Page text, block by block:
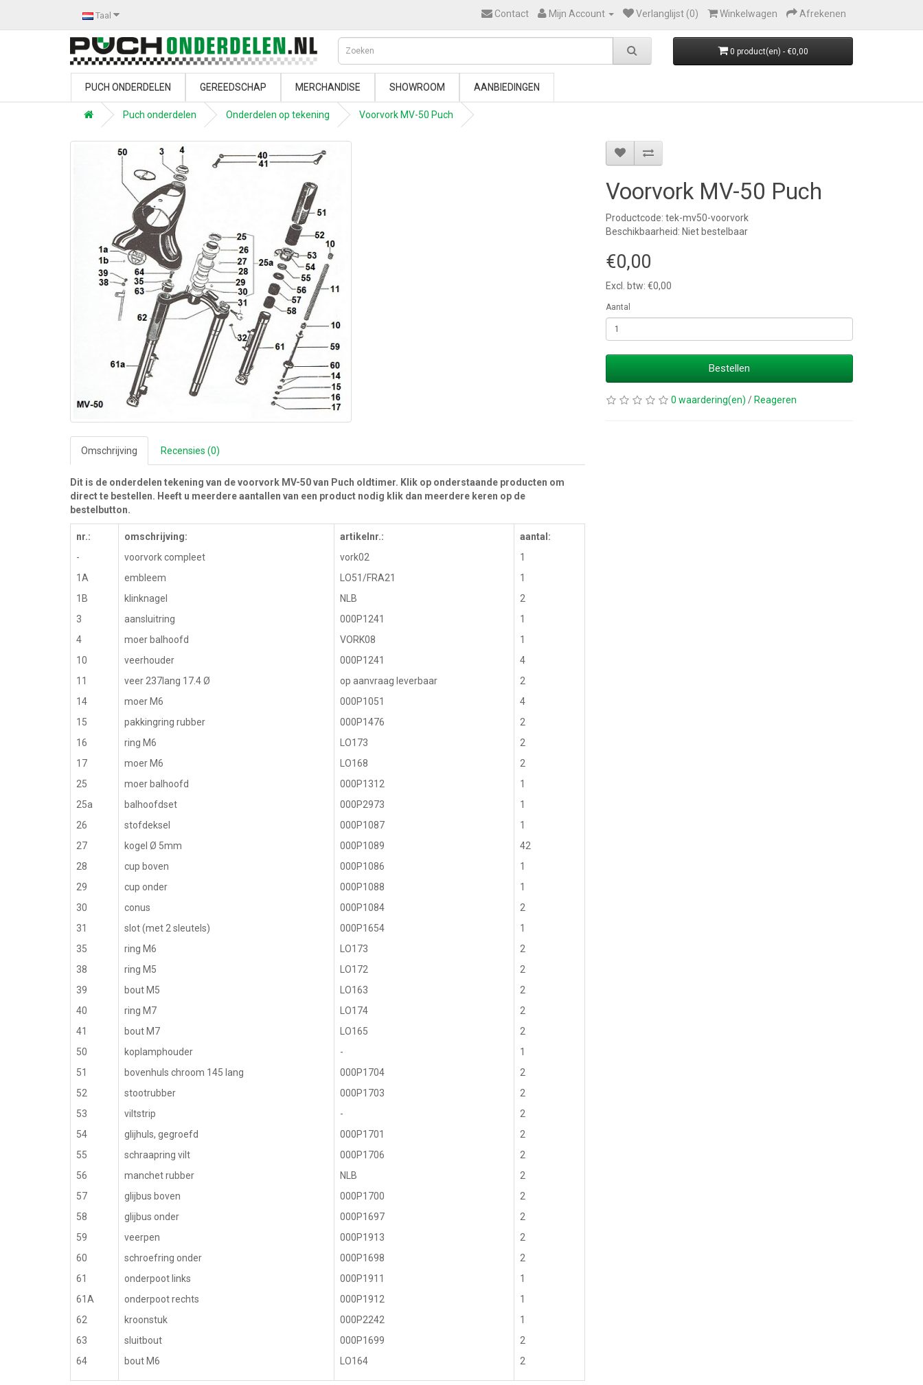
Taal Contact Mijn Account Verlanglijst (0) Winkelwagen Afrekenen
0 product(en) - €0,00
PUCH ONDERDELEN GEREEDSCHAP MERCHANDISE SHOWROOM AANBIEDINGEN
Puch onderdelen Onderdelen op tekening Voorvork MV-50 Puch
Omschrijving Recensies (0)
Dit is de onderdelen tekening van de voorvork MV-50 van Puch oldtimer. Klik op onderstaande producten om
direct te bestellen. Heeft u meerdere aantallen van een product nodig klik dan meerdere keren op de
bestelbutton.
nr.:
-
1A
1B
3
4
10
11
14
15
16
17
25
25a
26
27
28
29
30
31
35
38
39
40
41
50
51
52
53
54
55
56
57
58
59
60
61
61A
62
63
64
omschrijving:
voorvork compleet
embleem
klinknagel
aansluitring
moer balhoofd
veerhouder
veer 237lang 17.4 Ø
moer M6
pakkingring rubber
ring M6
moer M6
moer balhoofd
balhoofdset
stofdeksel
kogel Ø 5mm
cup boven
cup onder
conus
slot (met 2 sleutels)
ring M6
ring M5
bout M5
ring M7
bout M7
koplamphouder
bovenhuls chroom 145 lang
stootrubber
viltstrip
glijhuls, gegroefd
schraapring vilt
manchet rubber
glijbus boven
glijbus onder
veerpen
schroefring onder
onderpoot links
onderpoot rechts
kroonstuk
sluitbout
bout M6
artikelnr.:
vork02
LO51/FRA21
NLB
000P1241
VORK08
000P1241
op aanvraag leverbaar
000P1051
000P1476
LO173
LO168
000P1312
000P2973
000P1087
000P1089
000P1086
000P1088
000P1084
000P1654
LO173
LO172
LO163
LO174
LO165
-
000P1704
000P1703
-
000P1701
000P1706
NLB
000P1700
000P1697
000P1913
000P1698
000P1911
000P1912
000P2242
000P1699
LO164
aantal:
1
1
2
1
1
4
2
4
2
2
2
1
1
1
42
1
1
2
1
2
2
2
2
2
1
2
2
2
2
2
2
2
2
2
2
1
1
1
2
2
Voorvork MV-50 Puch
Productcode: tek-mv50-voorvork
Beschikbaarheid: Niet bestelbaar
€0,00
Excl. btw: €0,00
Aantal
Bestellen
0 waardering(en) / Reageren